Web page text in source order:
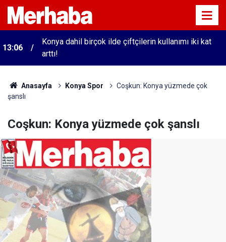
13:06
Konya dahil birçok ilde çiftçilerin kullanımı iki kat
arttı!
Anasayfa Konya Spor
Coşkun: Konya yüzmede çok
şanslı
Coşkun: Konya yüzmede çok şanslı